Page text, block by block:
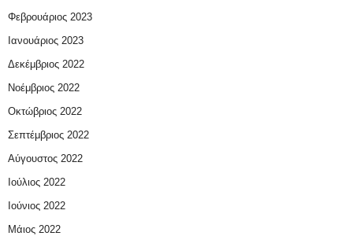
Φεβρουάριος 2023
Ιανουάριος 2023
Δεκέμβριος 2022
Νοέμβριος 2022
Οκτώβριος 2022
Σεπτέμβριος 2022
Αύγουστος 2022
Ιούλιος 2022
Ιούνιος 2022
Μάιος 2022